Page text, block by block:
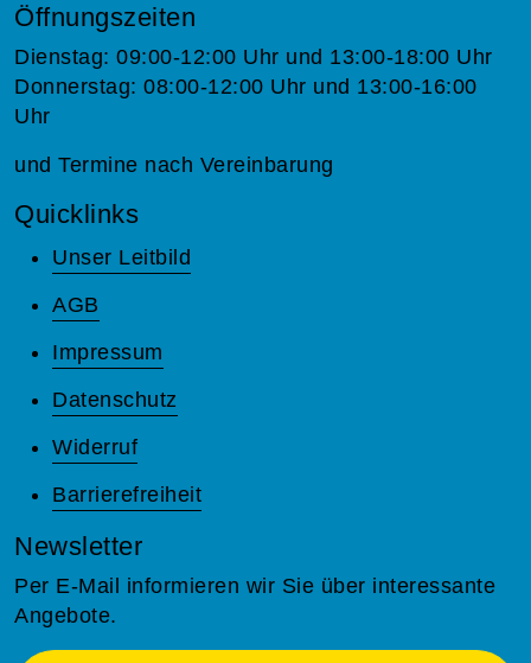
Öffnungszeiten
Dienstag: 09:00-12:00 Uhr und 13:00-18:00 Uhr
Donnerstag: 08:00-12:00 Uhr und 13:00-16:00
Uhr
und Termine nach Vereinbarung
Quicklinks
Unser Leitbild
AGB
Impressum
Datenschutz
Widerruf
Barrierefreiheit
Newsletter
Per E-Mail informieren wir Sie über interessante
Angebote.